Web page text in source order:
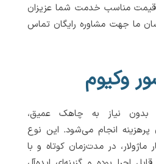
و قیمت مناسب خدمت شما عزیزان
ما جهت مشاوره رایگان تماس
وکیوم
بدون نیاز به چاهک عمیق،
پرهزینه انجام می‌شود. این نوع
ماژولار، در مدت‌زمان کوتاه و با